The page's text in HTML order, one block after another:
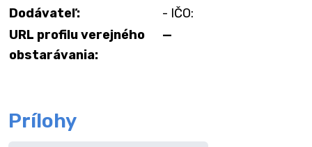
Dodávateľ:
- IČO:
URL profilu verejného
obstarávania:
—
Prílohy